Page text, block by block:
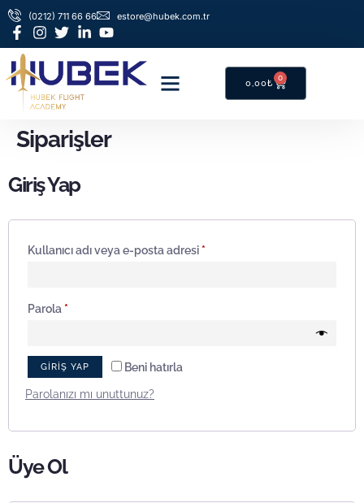
(0212) 711 66 66 estore@hubek.com.tr
0,00₺
0
Siparişler
Giriş Yap
Kullanıcı adı veya e-posta adresi *
Parola *
Beni hatırla
GIRIŞ YAP
Parolanızı mı unuttunuz?
Üye Ol